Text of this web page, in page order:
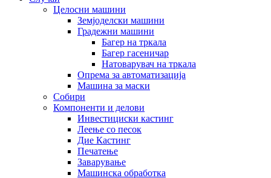
Целосни машини
Земјоделски машини
Градежни машини
Багер на тркала
Багер гасеничар
Натоварувач на тркала
Опрема за автоматизација
Машина за маски
Собири
Компоненти и делови
Инвестициски кастинг
Леење со песок
Дие Кастинг
Печатење
Заварување
Машинска обработка